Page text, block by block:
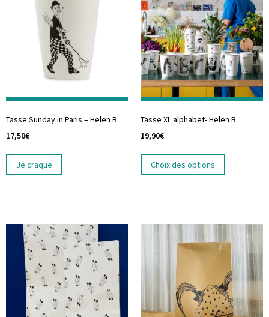
Tasse Sunday in Paris – Helen B
17,50€
Je craque
Tasse XL alphabet- Helen B
19,90€
Choix des options